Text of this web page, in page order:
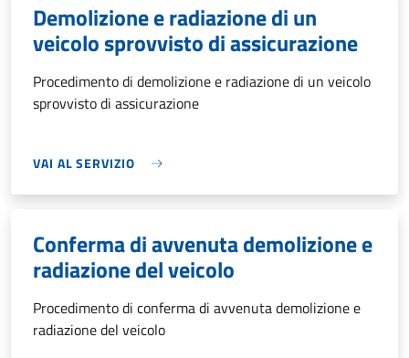
Demolizione e radiazione di un
veicolo sprovvisto di assicurazione
Procedimento di demolizione e radiazione di un veicolo
sprovvisto di assicurazione
VAI AL SERVIZIO
Conferma di avvenuta demolizione e
radiazione del veicolo
Procedimento di conferma di avvenuta demolizione e
radiazione del veicolo